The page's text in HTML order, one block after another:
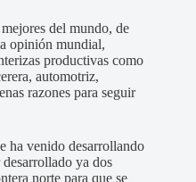
del mundo, de
opinión mundial,
productivas como
automotriz,
razones para seguir
ha venido desarrollando
ya dos
norte para que se